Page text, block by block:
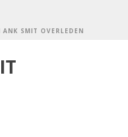
SMIT OVERLEDEN